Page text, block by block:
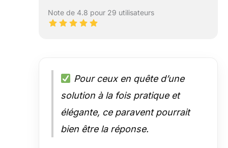
Note de 4.8 pour 29 utilisateurs
Pour ceux en quête d’une
solution à la fois pratique et
élégante, ce paravent pourrait
bien être la réponse.